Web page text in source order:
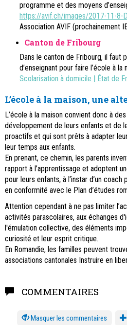
programme et des moyens
https://avif.ch/images/2017-11-8-
Association AVIF (prochainement
Canton de Fribourg
Dans le canton de Fribourg, il faut
d’enseignant pour faire l’école à la
Scolarisation à domicile | État de
L’école à la maison, une
L’école à la maison convient donc à
développement de leurs enfants et de
proactifs et qui sont prêts à adapter
leur temps aux enfants.
En prenant, ce chemin, les parents
rapport à l’apprentissage et adoptent
pour leurs enfants, à l’instar d’un
en conformité avec le Plan d’études
Attention cependant à ne pas limiter
activités parascolaires, aux échanges
l'émulation collective, des éléments
curiosité et leur esprit critique.
En Romandie, les familles peuvent
associations cantonales Instruire en
COMMENTAIRES
les commentaires